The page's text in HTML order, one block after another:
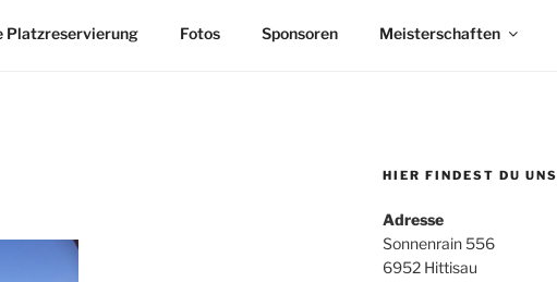
Platzreservierung Fotos Sponsoren Meisterschaften
HIER FINDEST DU UNS
Adresse
Sonnenrain 556
6952 Hittisau